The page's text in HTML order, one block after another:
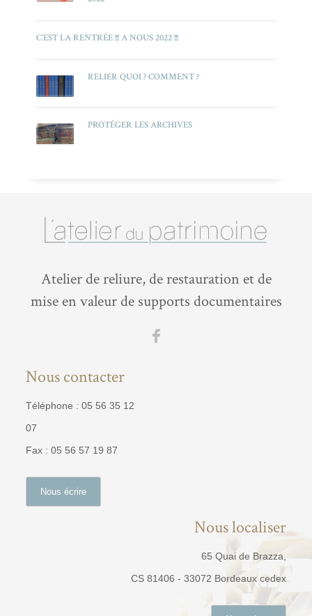
C’EST LA RENTRÉE !!! A NOUS 2022 !!!
RELIER QUOI ? COMMENT ?
PROTÉGER LES ARCHIVES
Atelier de reliure, de restauration et de
mise en valeur de supports documentaires
Nous contacter
Téléphone : 05 56 35 12
07
Fax : 05 56 57 19 87
Nous écrire
Nous localiser
65 Quai de Brazza,
CS 81406 - 33072 Bordeaux cedex